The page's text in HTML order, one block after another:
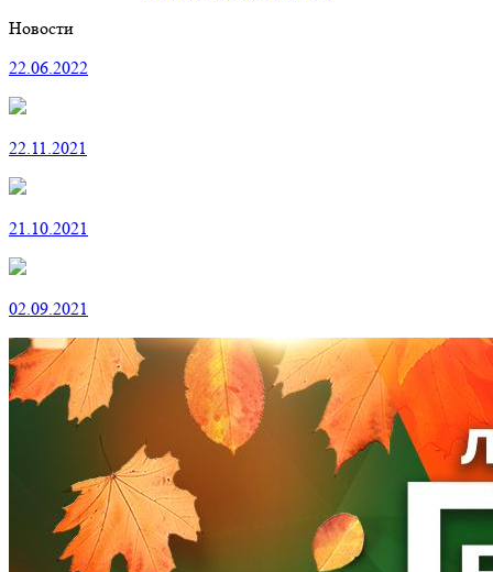
Новости
22.06.2022
22.11.2021
21.10.2021
02.09.2021